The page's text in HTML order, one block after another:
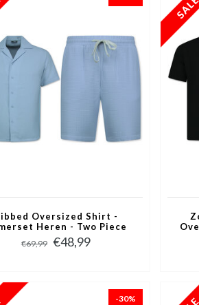
Oversized Shirt -
Heren - Two Piece
- Co ord Set - 009 - Blauw
€69,99 €48,99
-30%